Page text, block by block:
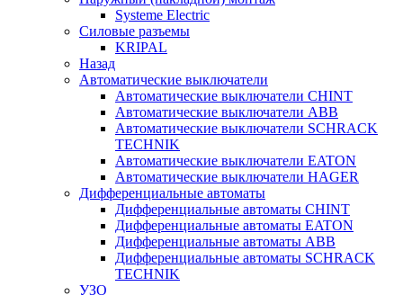
Systeme Electric
Силовые разъемы
KRIPAL
Назад
Автоматические выключатели
Автоматические выключатели CHINT
Автоматические выключатели ABB
Автоматические выключатели SCHRACK
TECHNIK
Автоматические выключатели EATON
Автоматические выключатели HAGER
Дифференциальные автоматы
Дифференциальные автоматы CHINT
Дифференциальные автоматы EATON
Дифференциальные автоматы ABB
Дифференциальные автоматы SCHRACK
TECHNIK
УЗО